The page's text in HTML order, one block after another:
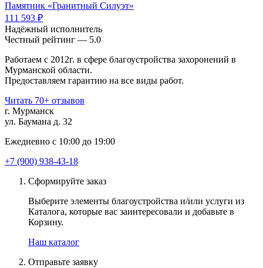
Памятник «Гранитный Силуэт»
111 593 ₽
Надёжный исполнитель
Чеcтный рейтинг — 5.0
Работаем с 2012г. в сфере благоустройства захоронений в
Мурманской области.
Предоставляем гарантию на все виды работ.
Читать 70+ отзывов
г. Мурманск
ул. Баумана д. 32
Ежедневно с 10:00 до 19:00
+7 (900) 938-43-18
Сформируйте заказ
Выберите элементы благоустройства и/или услуги из
Каталога, которые вас заинтересовали и добавьте в
Корзину.
Наш каталог
Отправьте заявку